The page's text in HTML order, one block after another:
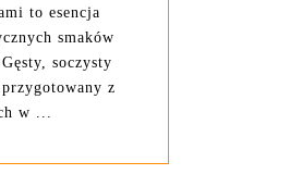
to esencja
smaków
soczysty
z
w ...